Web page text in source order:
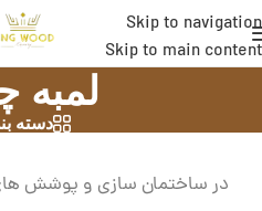
Skip to navigation
Skip to main content
لمبه
دسته
در ساختمان سازی و پوشش